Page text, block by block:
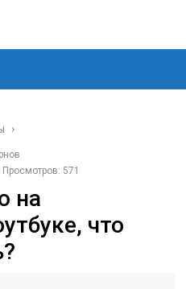
›
Просмотров: 571
на
что